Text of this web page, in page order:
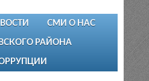
СМИ О НАС
РАЙОНА